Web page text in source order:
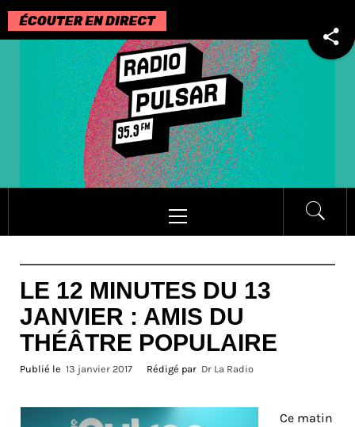
Passer
au
contenu
principal
LE 12 MINUTES DU 13
JANVIER : AMIS DU
THÉÂTRE POPULAIRE
Publié le 13 janvier 2017 Rédigé par Dr La Radio
Ce matin